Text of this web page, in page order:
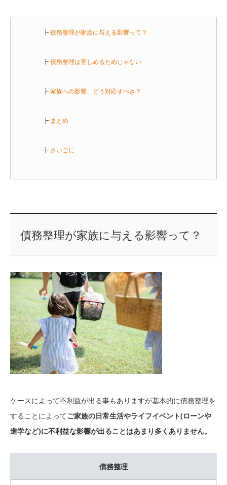
┣債務整理が家族に与える影響って？
┣債務整理は苦しめるためじゃない
┣家族への影響、どう対応すべき？
┣ まとめ
┣ さいごに
債務整理が家族に与える影響って？
ケースによって不利益が出る事もありますが基本的に債務整理を
することによってご家族の日常生活やライフイベント(ローンや
進学など)に不利益な影響が出ることはあまり多くありません。
債務整理